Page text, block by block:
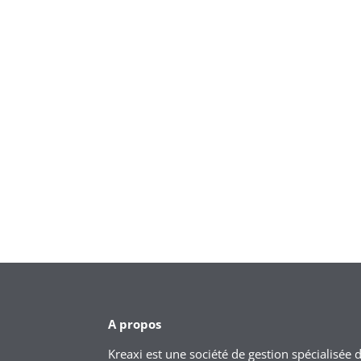
A propos
Kreaxi est une société de gestion spécialisée